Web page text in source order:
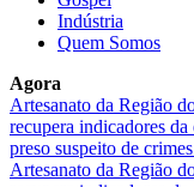
Indústria
Quem Somos
Agora
Artesanato da Região
recupera indicadores
preso suspeito de
Artesanato da Região